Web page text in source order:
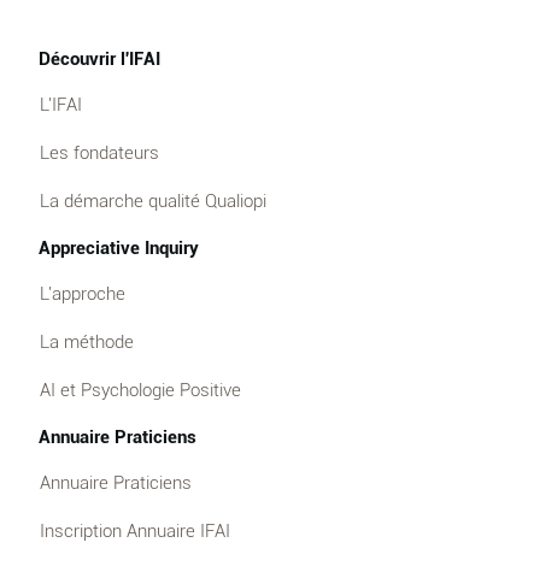
Découvrir l'IFAI
L'IFAI
Les fondateurs
La démarche qualité Qualiopi
Appreciative Inquiry
L'approche
La méthode
AI et Psychologie Positive
Annuaire Praticiens
Annuaire Praticiens
Inscription Annuaire IFAI